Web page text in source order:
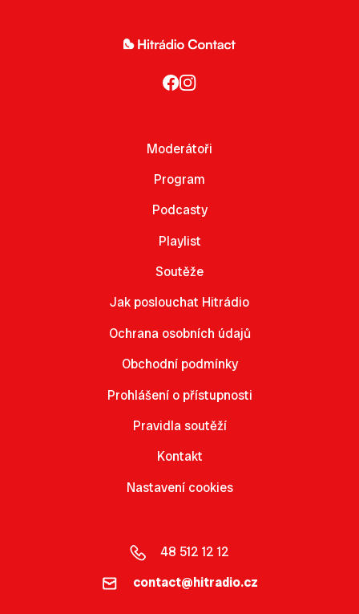
Moderátoři
Program
Podcasty
Playlist
Soutěže
Jak poslouchat Hitrádio
Ochrana osobních údajů
Obchodní podmínky
Prohlášení o přístupnosti
Pravidla soutěží
Kontakt
Nastavení cookies
48 512 12 12
contact@hitradio.cz